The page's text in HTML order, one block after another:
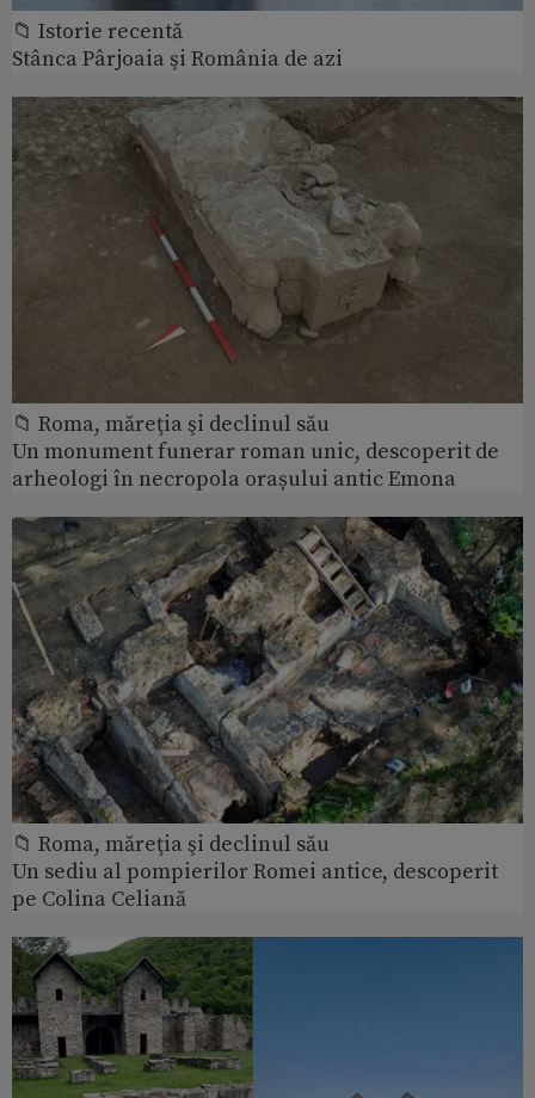
📁 Istorie recentă
Stânca Pârjoaia şi România de azi
📁 Roma, măreţia şi declinul său
Un monument funerar roman unic, descoperit de
arheologi în necropola orașului antic Emona
📁 Roma, măreţia şi declinul său
Un sediu al pompierilor Romei antice, descoperit
pe Colina Celiană